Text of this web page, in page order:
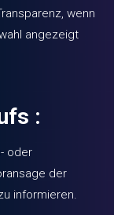
wenn
angezeigt
:
oder
der
informieren.